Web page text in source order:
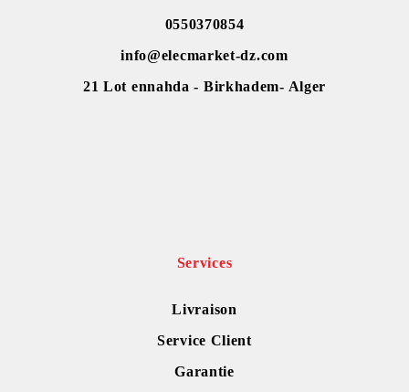
0550370854
info@elecmarket-dz.com
21 Lot ennahda - Birkhadem- Alger
Services
Livraison
Service Client
Garantie